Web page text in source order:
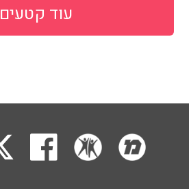
עוד קטעים